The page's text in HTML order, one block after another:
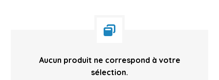
Aucun produit ne correspond à votre
sélection.